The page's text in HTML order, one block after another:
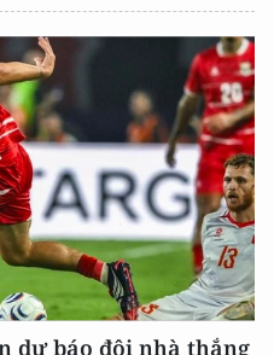
dự báo đội nhà thắng